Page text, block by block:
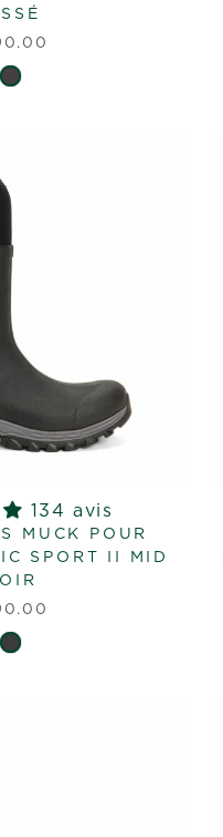
134 avis
MUCK POUR
SPORT II MID